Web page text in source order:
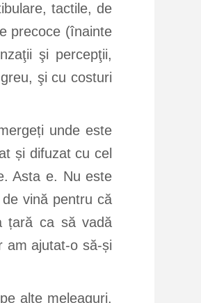
tactile, de
precoce (înainte
şi percepţii,
şi cu costuri
unde este
și difuzat cu cel
Asta e. Nu este
vină pentru că
țară ca să vadă
am ajutat-o să-și
alte meleaguri.